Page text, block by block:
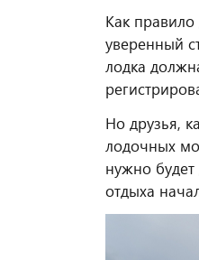
Как
уверенный
лодка
Но друзья,
лодочных
нужно будет
отдыха